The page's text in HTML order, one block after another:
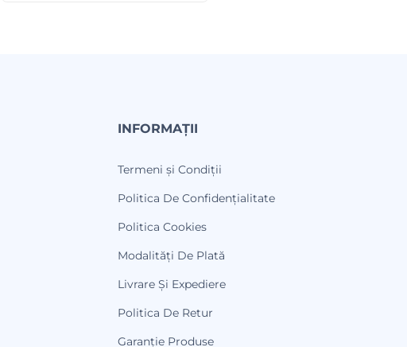
INFORMAȚII
Termeni și Condiții
Politica De Confidențialitate
Politica Cookies
Modalități De Plată
Livrare Și Expediere
Politica De Retur
Garanție Produse